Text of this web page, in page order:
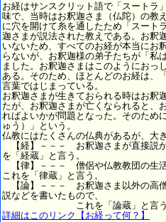
お経はサンスクリット語で「スートラ
味で、当時はお釈迦さま（仏陀）の教
に穴を開けて糸を通したため「スート
迦さまが説法された教えである。お釈
いないため、すべてのお経が本当にお
らないが、お釈迦様の弟子たちが「私
ました。お釈迦さまはこのようにおっ
ある。そのため、ほとんどのお経は、
言葉ではじまっている。
お釈迦さまが生きておられる時はお釈
たが、お釈迦さまが亡くなられると、
ればよいかが問題となった。そのため
ゅう）」という。
仏教にはたくさんの仏典があるが、大
【経】－－－ お釈迦さまが直接説
を「経蔵」と言う。
【律】－－－ 僧侶や仏教教団の生活
これを「律蔵」と言う。
【論】－－－ お釈迦さま以外の高
説などを書いたもので、
これを「論蔵」と言う
詳細はこのリンク【お経って何？】